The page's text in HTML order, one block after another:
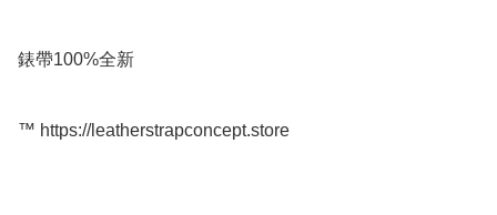
錶帶100%全新
™️ https://leatherstrapconcept.store